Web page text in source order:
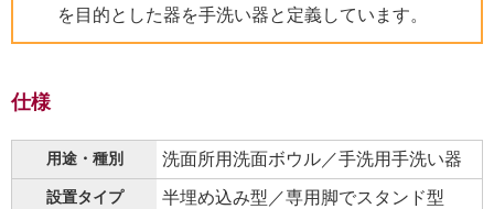
を目的とした器を手洗い器と定義しています。
仕様
用途・種別 洗面所用洗面ボウル／手洗用手洗い器
設置タイプ 半埋め込み型／専用脚でスタンド型